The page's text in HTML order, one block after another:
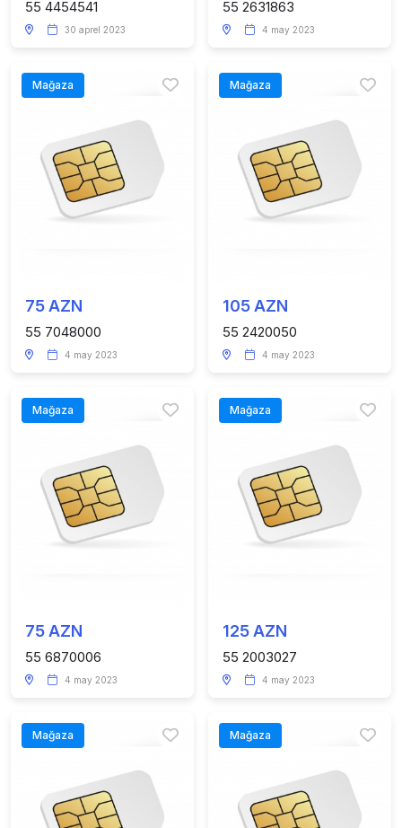
55 4454541
30 aprel 2023
55 2631863
4 may 2023
Mağaza
75 AZN
55 7048000
4 may 2023
Mağaza
105 AZN
55 2420050
4 may 2023
Mağaza
75 AZN
55 6870006
4 may 2023
Mağaza
125 AZN
55 2003027
4 may 2023
Mağaza Mağaza